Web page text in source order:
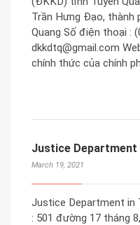
Trần Hưng Đạo, thành
Quang Số điện thoại :
dkkdtq@gmail.com
chính thức của chính
Justice Department
March 19, 2021
Justice Department in
: 501 đường 17 tháng